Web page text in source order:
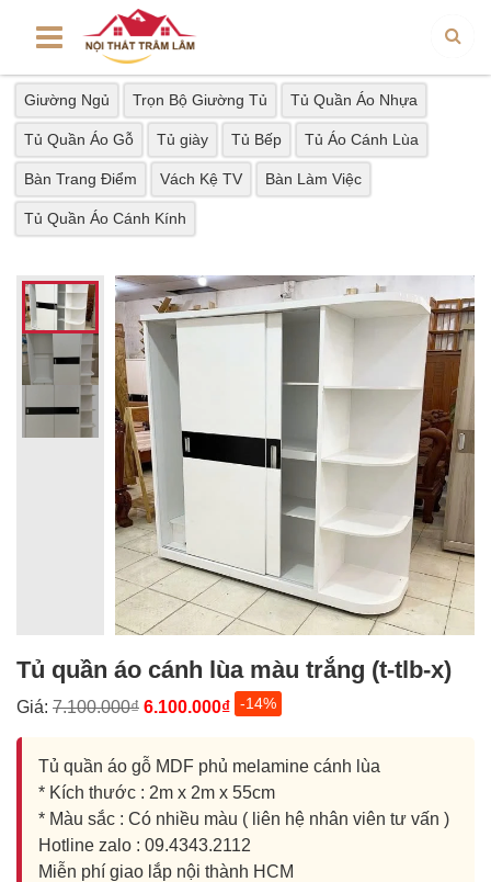
Giường Ngủ Trọn Bộ Giường Tủ Tủ Quần Áo Nhựa
Tủ Quần Áo Gỗ Tủ giày Tủ Bếp Tủ Áo Cánh Lùa
Bàn Trang Điểm Vách Kệ TV Bàn Làm Việc
Tủ Quần Áo Cánh Kính
Tủ quần áo cánh lùa màu trắng (t-tlb-x)
Giá: 7.100.000₫ 6.100.000₫ -14%
Tủ quần áo gỗ MDF phủ melamine cánh lùa
* Kích thước : 2m x 2m x 55cm
* Màu sắc : Có nhiều màu ( liên hệ nhân viên tư vấn )
Hotline zalo : 09.4343.2112
Miễn phí giao lắp nội thành HCM